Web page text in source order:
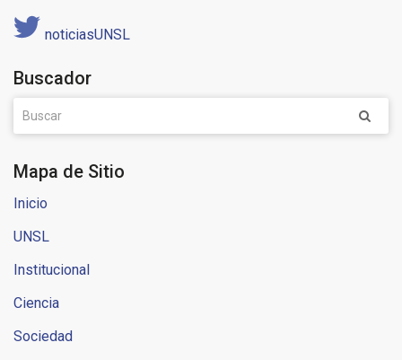
noticiasUNSL
Buscador
Mapa de Sitio
Inicio
UNSL
Institucional
Ciencia
Sociedad